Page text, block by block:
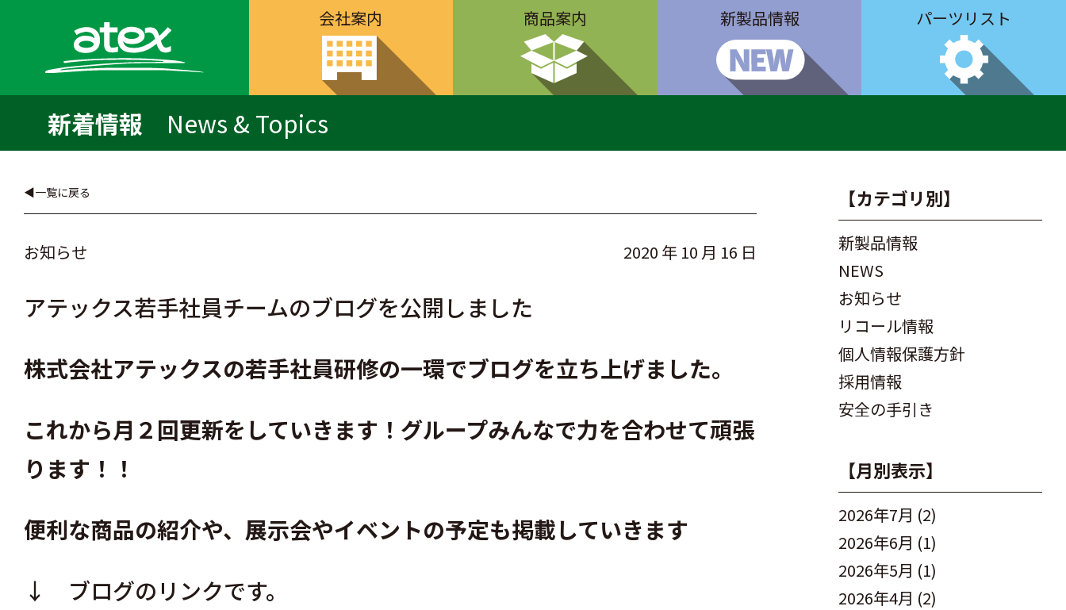
会社案内 商品案内 新製品情報 パーツリスト
新着情報 News & Topics
一覧に戻る
お知らせ 2020 年 10 月 16 日
アテックス若手社員チームのブログを公開しました
株式会社アテックスの若手社員研修の一環でブログを立ち上げました。
これから月２回更新をしていきます！グループみんなで力を合わせて頑張
ります！！
便利な商品の紹介や、展示会やイベントの予定も掲載していきます
↓ ブログのリンクです。
【カテゴリ別】
新製品情報
NEWS
お知らせ
リコール情報
個人情報保護方針
採用情報
安全の手引き
【月別表示】
2026年7月 (2)
2026年6月 (1)
2026年5月 (1)
2026年4月 (2)